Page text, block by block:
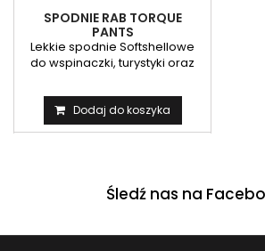
SPODNIE RAB TORQUE
PANTS
Lekkie spodnie Softshellowe
do wspinaczki, turystyki oraz
Dodaj do koszyka
Śledź nas na